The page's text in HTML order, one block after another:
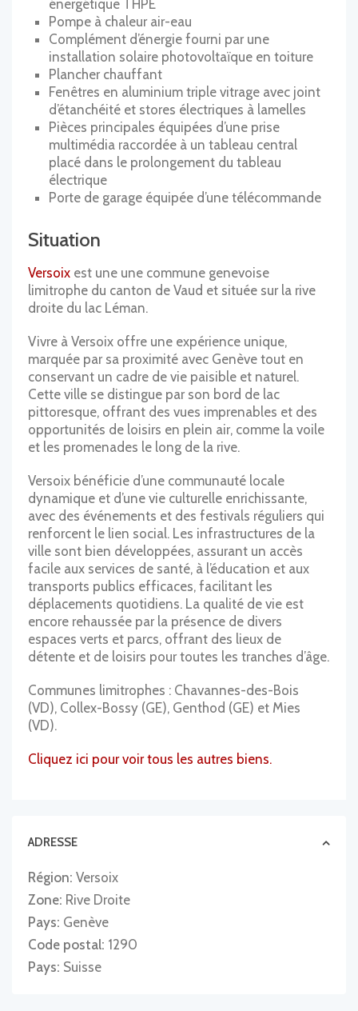
énergétique THPE
Pompe à chaleur air-eau
Complément d’énergie fourni par une
installation solaire photovoltaïque en toiture
Plancher chauffant
Fenêtres en aluminium triple vitrage avec joint
d’étanchéité et stores électriques à lamelles
Pièces principales équipées d’une prise
multimédia raccordée à un tableau central
placé dans le prolongement du tableau
électrique
Porte de garage équipée d’une télécommande
Situation
Versoix est une une commune genevoise
limitrophe du canton de Vaud et située sur la rive
droite du lac Léman.
Vivre à Versoix offre une expérience unique,
marquée par sa proximité avec Genève tout en
conservant un cadre de vie paisible et naturel.
Cette ville se distingue par son bord de lac
pittoresque, offrant des vues imprenables et des
opportunités de loisirs en plein air, comme la voile
et les promenades le long de la rive.
Versoix bénéficie d’une communauté locale
dynamique et d’une vie culturelle enrichissante,
avec des événements et des festivals réguliers qui
renforcent le lien social. Les infrastructures de la
ville sont bien développées, assurant un accès
facile aux services de santé, à l’éducation et aux
transports publics efficaces, facilitant les
déplacements quotidiens. La qualité de vie est
encore rehaussée par la présence de divers
espaces verts et parcs, offrant des lieux de
détente et de loisirs pour toutes les tranches d’âge.
Communes limitrophes : Chavannes-des-Bois
(VD), Collex-Bossy (GE), Genthod (GE) et Mies
(VD).
Cliquez ici pour voir tous les autres biens.
ADRESSE
Région: Versoix
Zone: Rive Droite
Pays: Genève
Code postal: 1290
Pays: Suisse